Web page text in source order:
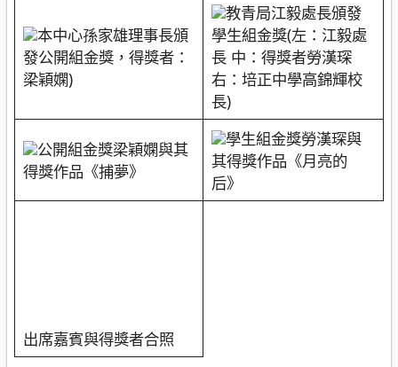
本中心孫家雄理事長頒
發公開組金獎，得獎者：
梁穎嫻)
教青局江毅處長頒發
學生組金獎(左：江毅處
長 中：得獎者勞漢琛
右：培正中學高錦輝校
長)
公開組金獎梁穎嫻與其
得獎作品《捕夢》
學生組金獎勞漢琛與
其得獎作品《月亮的
后》
出席嘉賓與得獎者合照